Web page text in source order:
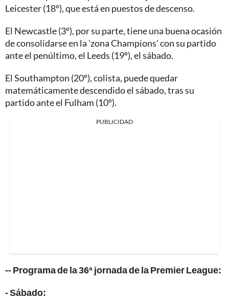
Leicester (18º), que está en puestos de descenso.
El Newcastle (3º), por su parte, tiene una buena ocasión
de consolidarse en la 'zona Champions' con su partido
ante el penúltimo, el Leeds (19º), el sábado.
El Southampton (20º), colista, puede quedar
matemáticamente descendido el sábado, tras su
partido ante el Fulham (10º).
PUBLICIDAD
-- Programa de la 36ª jornada de la Premier League:
- Sábado: